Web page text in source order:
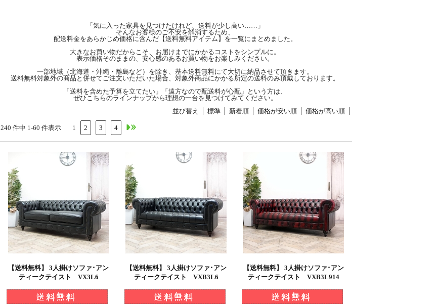
「気に入った家具を見つけたけれど、送料が少し高い……」
そんなお客様のご不安を解消するため、
配送料金をあらかじめ価格に含んだ【送料無料アイテム】を一覧にまとめました。
大きなお買い物だからこそ、お届けまでにかかるコストをシンプルに。
表示価格そのままの、安心感のあるお買い物をお楽しみください。
一部地域（北海道・沖縄・離島など）を除き、基本送料無料にて大切に納品させて頂きます。
送料無料対象外の商品と併せてご注文いただいた場合、対象外商品にかかる所定の送料のみ頂戴しております。
「送料を含めた予算を立てたい」「遠方なので配送料が心配」という方は、
ぜひこちらのラインナップから理想の一台を見つけてみてください。
並び替え
標準 新着順 価格が安い順 価格が高い順
240 件中 1-60 件表示 1 2 3 4
【送料無料】 3人掛けソファ･アン
ティークテイスト VX3L6
【送料無料】 3人掛けソファ･アン
ティークテイスト VXB3L6
【送料無料】 3人掛けソファ･アン
ティークテイスト VXB3L914